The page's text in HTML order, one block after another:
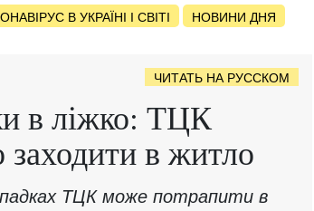
В УКРАЇНІ І СВІТІ НОВИНИ ДНЯ
ЧИТАТЬ НА РУССКОМ
в ліжко: ТЦК
в житло
ТЦК може потрапити в